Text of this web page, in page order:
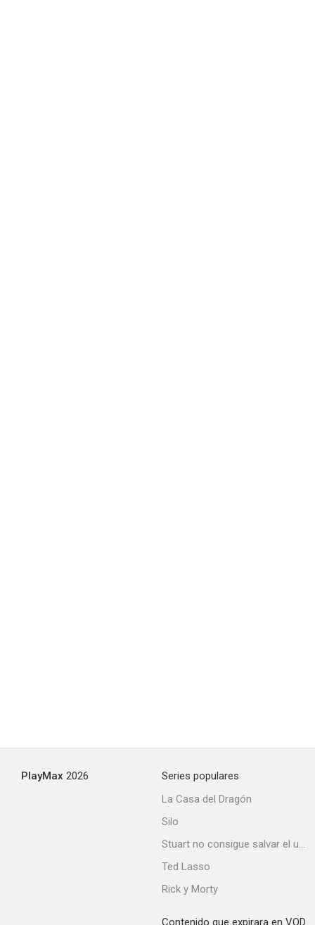
PlayMax 2026
Series populares
La Casa del Dragón
Silo
Stuart no consigue salvar el universo
Ted Lasso
Rick y Morty
Contenido que expirara en VOD